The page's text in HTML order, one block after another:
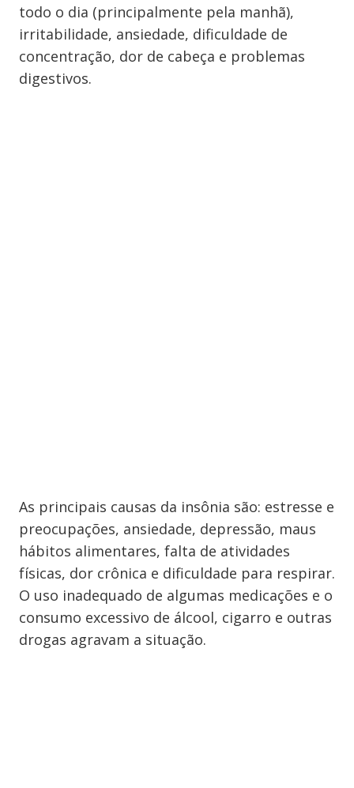
todo o dia (principalmente pela manhã),
irritabilidade, ansiedade, dificuldade de
concentração, dor de cabeça e problemas
digestivos.
As principais causas da insônia são: estresse e
preocupações, ansiedade, depressão, maus
hábitos alimentares, falta de atividades
físicas, dor crônica e dificuldade para respirar.
O uso inadequado de algumas medicações e o
consumo excessivo de álcool, cigarro e outras
drogas agravam a situação.